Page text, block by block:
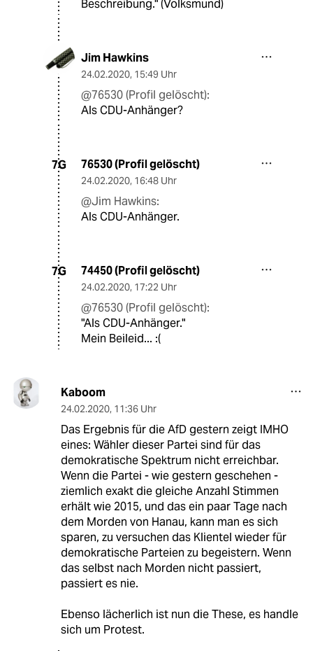
Beschreibung." (Volksmund)
Jim Hawkins
24.02.2020, 15:49 Uhr
@76530 (Profil gelöscht):
Als CDU-Anhänger?
7G 76530 (Profil gelöscht)
24.02.2020, 16:48 Uhr
@Jim Hawkins:
Als CDU-Anhänger.
7G 74450 (Profil gelöscht)
24.02.2020, 17:22 Uhr
@76530 (Profil gelöscht):
"Als CDU-Anhänger."
Mein Beileid... :(
Kaboom
24.02.2020, 11:36 Uhr
Das Ergebnis für die AfD gestern zeigt IMHO
eines: Wähler dieser Partei sind für das
demokratische Spektrum nicht erreichbar.
Wenn die Partei - wie gestern geschehen -
ziemlich exakt die gleiche Anzahl Stimmen
erhält wie 2015, und das ein paar Tage nach
dem Morden von Hanau, kann man es sich
sparen, zu versuchen das Klientel wieder für
demokratische Parteien zu begeistern. Wenn
das selbst nach Morden nicht passiert,
passiert es nie.
Ebenso lächerlich ist nun die These, es handle
sich um Protest.